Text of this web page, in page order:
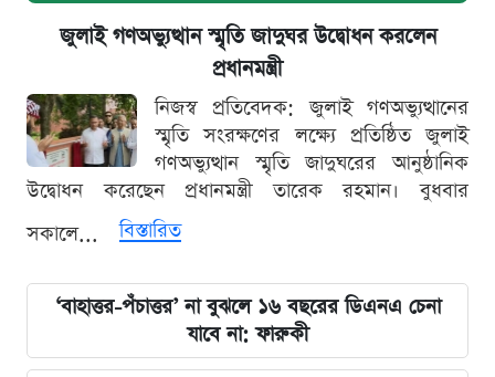
জুলাই গণঅভ্যুত্থান স্মৃতি জাদুঘর উদ্বোধন করলেন
প্রধানমন্ত্রী
নিজস্ব প্রতিবেদক: জুলাই গণঅভ্যুত্থানের
স্মৃতি সংরক্ষণের লক্ষ্যে প্রতিষ্ঠিত জুলাই
গণঅভ্যুত্থান স্মৃতি জাদুঘরের আনুষ্ঠানিক
উদ্বোধন করেছেন প্রধানমন্ত্রী তারেক রহমান। বুধবার
সকালে...
বিস্তারিত
‘বাহাত্তর-পঁচাত্তর’ না বুঝলে ১৬ বছরের ডিএনএ চেনা
যাবে না: ফারুকী